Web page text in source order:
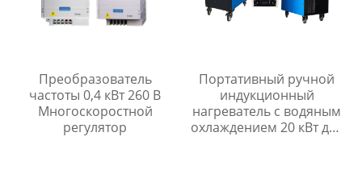
Преобразователь
частоты 0,4 кВт 260 В
Многоскоростной
регулятор
Портативный ручной
индукционный
нагреватель с водяным
охлаждением 20 кВт для